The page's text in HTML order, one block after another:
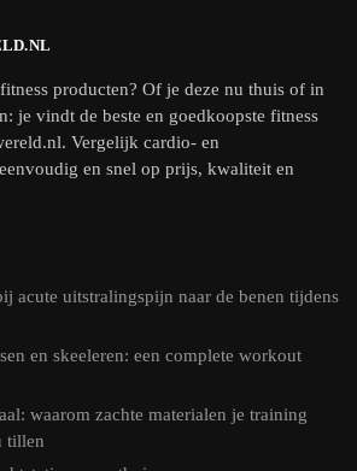
producten? Of je deze nu thuis of in
je vindt de beste en goedkoopste fitness
Vergelijk cardio- en
en snel op prijs, kwaliteit en
acute uitstralingspijn naar de benen tijdens
en skeeleren: een complete workout
waarom zachte materialen je training
tillen